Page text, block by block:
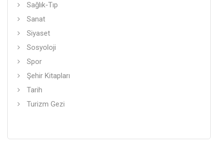
Sağlık-Tıp
Sanat
Siyaset
Sosyoloji
Spor
Şehir Kitapları
Tarih
Turizm Gezi